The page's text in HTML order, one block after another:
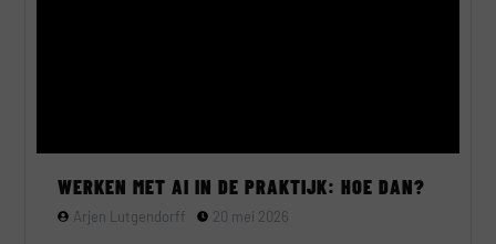
WERKEN MET AI IN DE PRAKTIJK: HOE DAN?
Arjen Lutgendorff 20 mei 2026